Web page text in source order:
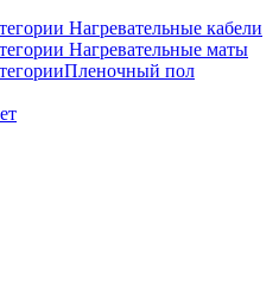
Нагревательные кабели
Нагревательные маты
Пленочный пол